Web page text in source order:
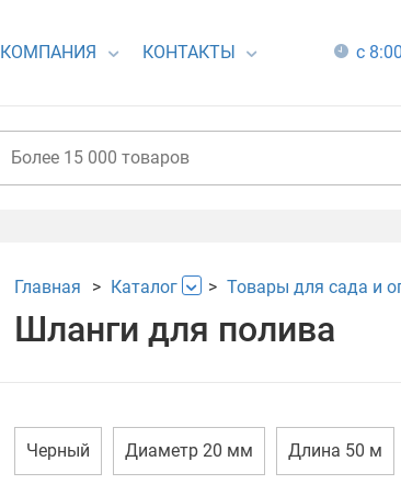
КОМПАНИЯ КОНТАКТЫ с
Главная Каталог Товары для сада и
Шланги для полива
Черный Диаметр 20 мм Длина 50 м